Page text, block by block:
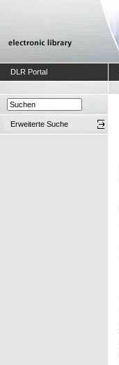
DLR Portal
Erweiterte Suche